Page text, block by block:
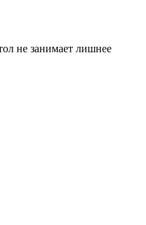
не занимает лишнее